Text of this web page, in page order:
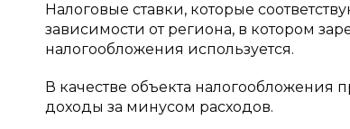
Налоговые ставки, которые
зависимости от региона, в котором
налогообложения используется.
В качестве объекта
доходы за минусом расходов.